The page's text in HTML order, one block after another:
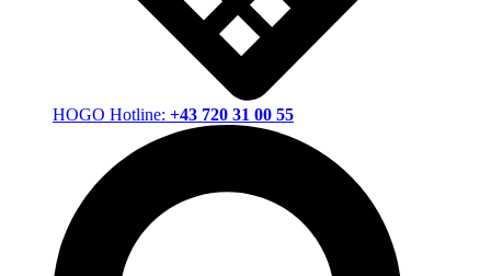
HOGO Hotline: +43 720 31 00 55